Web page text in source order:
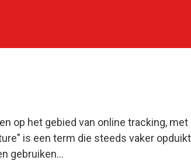
op het gebied van online tracking,
is een term die steeds vaker
gebruiken...